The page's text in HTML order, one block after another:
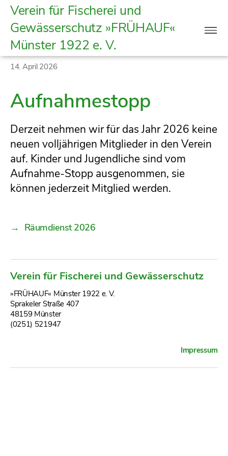
Verein
für
Fischerei
und
Gewässerschutz
Münster
e.
V.
Verein für Fischerei und
Gewässerschutz »FRÜHAUF«
Münster 1922 e. V.
Kategorien
14. April 2026
Aufnahmestopp
Derzeit nehmen wir für das Jahr 2026 keine
neuen volljährigen Mitglieder in den Verein
auf. Kinder und Jugendliche sind vom
Aufnahme-Stopp ausgenommen, sie
können jederzeit Mitglied werden.
→ Räumdienst 2026
Verein für Fischerei und Gewässerschutz
»FRÜHAUF« Münster 1922 e. V.
Sprakeler Straße 407
48159 Münster
(0251) 521947
Impressum